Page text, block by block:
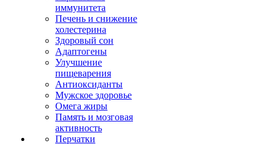
иммунитета
Печень и снижение
холестерина
Здоровый сон
Адаптогены
Улучшение
пищеварения
Антиоксиданты
Мужское здоровье
Омега жиры
Память и мозговая
активность
Перчатки